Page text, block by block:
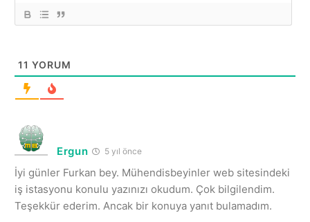
11 YORUM
Ergun 5 yıl önce
İyi günler Furkan bey. Mühendisbeyinler web sitesindeki
iş istasyonu konulu yazınızı okudum. Çok bilgilendim.
Teşekkür ederim. Ancak bir konuya yanıt bulamadım.